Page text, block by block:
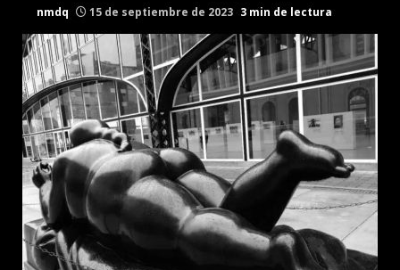
nmdq 15 de septiembre de 2023 3 min de lectura